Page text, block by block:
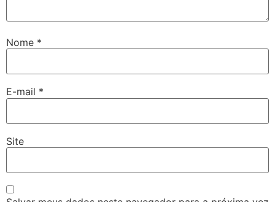
Nome *
E-mail *
Site